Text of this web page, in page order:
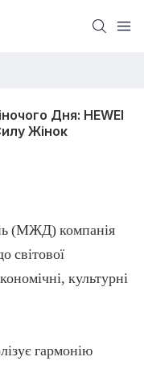
Дня: HEWEI
Жінок
(МЖД) компанія
світової
культурні
гармонію